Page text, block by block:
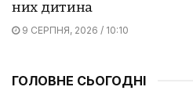
них дитина
9 СЕРПНЯ, 2026 / 10:10
ГОЛОВНЕ СЬОГОДНІ